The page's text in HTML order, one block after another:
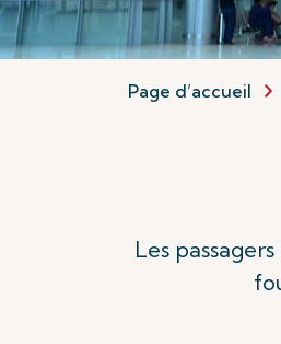
Page d’accueil
Les